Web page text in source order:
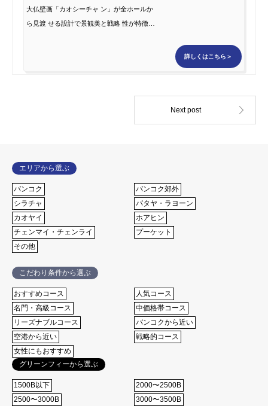
大仏壁画「カオシーチャ ン」が全ホールか
ら見渡 せる設計で景観美と戦略 性が特徴の
詳しくはこちら＞
エリアから選ぶ
バンコク
バンコク郊外
シラチャ
パタヤ・ラヨーン
カオヤイ
ホアヒン
チェンマイ・チェンライ
プーケット
その他
こだわり条件から選ぶ
おすすめコース
⼈気コース
名⾨・⾼級コース
中価格帯コース
リーズナブルコース
バンコクから近い
空港から近い
戦略的コース
女性にもおすすめ
グリーンフィーから選ぶ
1500B以下
2000〜2500B
2500〜3000B
3000〜3500B